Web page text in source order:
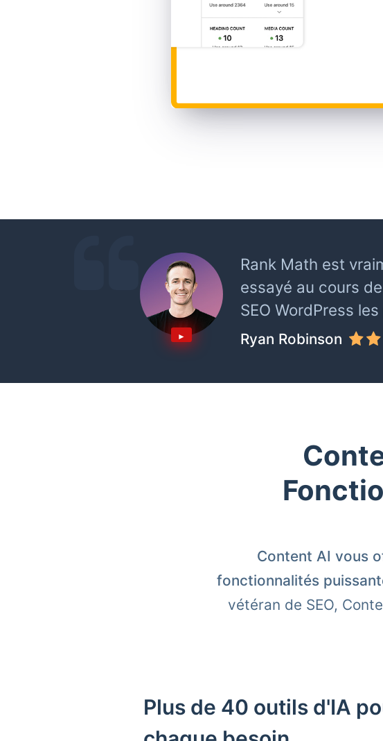
Rank Math est
essayé au cours
SEO WordPress
Ryan Robinson
Content AI vous
fonctionnalités
vétéran de SEO,
Plus de 40 outils d'IA